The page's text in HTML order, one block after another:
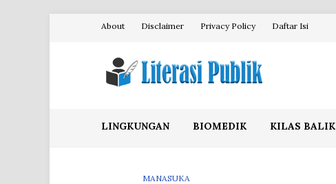
About Disclaimer Privacy Policy Daftar Isi
LINGKUNGAN BIOMEDIK KILAS BALIK
MANASUKA